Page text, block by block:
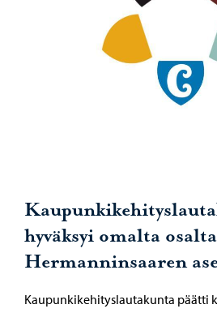
hyväksyi omalta
Hermanninsaaren
Kaupunkikehityslautakunta päätti